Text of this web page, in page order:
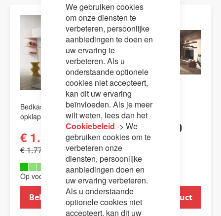
We gebruiken cookies
om onze diensten te
verbeteren, persoonlijke
aanbiedingen te doen en
uw ervaring te
verbeteren. Als u
onderstaande optionele
cookies niet accepteert,
kan dit uw ervaring
beïnvloeden. Als je meer
wilt weten, lees dan het
Cookiebeleid -> We
gebruiken cookies om te
verbeteren onze
diensten, persoonlijke
aanbiedingen doen en
uw ervaring verbeteren.
Als u onderstaande
optionele cookies niet
accepteert, kan dit uw
AANBIEDING
Bedkast / kastbed /
opklapbed Smart
€ 1.399,00
€ 1.770,00
Op voorraad (1)
Bekijk product
Bedkast Slim
€ 2.399,00
Bekijk product